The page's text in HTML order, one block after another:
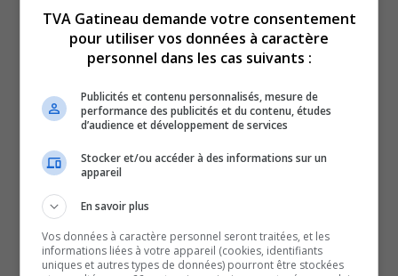
Un conducteur a été arrêté à plus du double de la vitesse
permise pendant le couvre-feu, lundi matin, vers 2h.
Les policiers de la MRC des Collines ont d’abord aperçu
Ils ont fait demi-tour, pour finalement l’intercepter sur la
Montée de la Source, à 146 km/h dans une zone de 70.
Le conducteur a également franchi une ligne double
continue, pour circuler en sens inverse.
Questionné sur la raison de sa présence pendant les
heures du couvre-feu, le conducteur de 20 ans a
mentionné qu’il se rendait chez sa copine.
TVA Gatineau demande votre consentement
pour utiliser vos données à caractère
personnel dans les cas suivants :
Publicités et contenu personnalisés, mesure de
performance des publicités et du contenu, études
d’audience et développement de services
Stocker et/ou accéder à des informations sur un
appareil
En savoir plus
Vos données à caractère personnel seront traitées, et les
informations liées à votre appareil (cookies, identifiants
uniques et autres types de données) pourront être stockées